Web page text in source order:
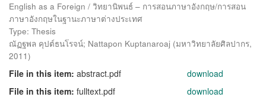
English as a Foreign / วิทยานิพนธ์ – การสอนภาษาอังกฤษ/การสอน
ภาษาอังกฤษในฐานะภาษาต่างประเทศ
Type: Thesis
ณัฏฐพล คุปต์ธนโรจน์; Nattapon Kuptanaroaj (มหาวิทยาลัยศิลปากร,
2011)
File in this item: abstract.pdf
download
File in this item: fulltext.pdf download